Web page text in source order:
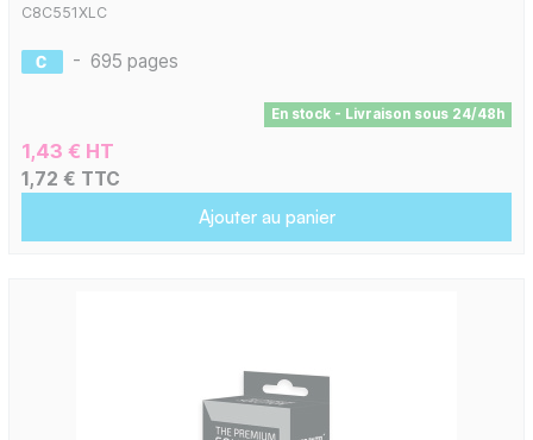
C8C551XLC
- 695 pages
En stock - Livraison sous 24/48h
1,43 € HT
1,72 € TTC
Ajouter au panier